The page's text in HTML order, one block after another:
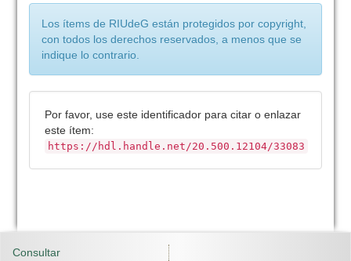
Los ítems de RIUdeG están protegidos por copyright,
con todos los derechos reservados, a menos que se
indique lo contrario.
Por favor, use este identificador para citar o enlazar
este ítem:
https://hdl.handle.net/20.500.12104/33083
Consultar